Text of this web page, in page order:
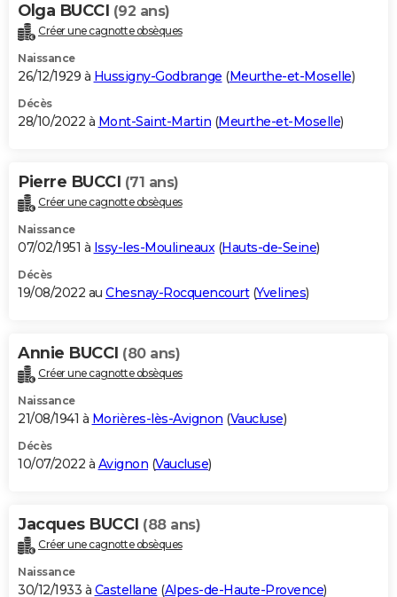
Olga BUCCI (92 ans)
Créer une cagnotte obsèques
Naissance
26/12/1929 à Hussigny-Godbrange (Meurthe-et-Moselle)
Décès
28/10/2022 à Mont-Saint-Martin (Meurthe-et-Moselle)
Pierre BUCCI (71 ans)
Créer une cagnotte obsèques
Naissance
07/02/1951 à Issy-les-Moulineaux(Hauts-de-Seine)
Décès
19/08/2022 au Chesnay-Rocquencourt(Yvelines)
Annie BUCCI (80 ans)
Créer une cagnotte obsèques
Naissance
21/08/1941 à Morières-lès-Avignon (Vaucluse)
Décès
10/07/2022 à Avignon (Vaucluse)
Jacques BUCCI (88 ans)
Créer une cagnotte obsèques
Naissance
30/12/1933 à Castellane (Alpes-de-Haute-Provence)